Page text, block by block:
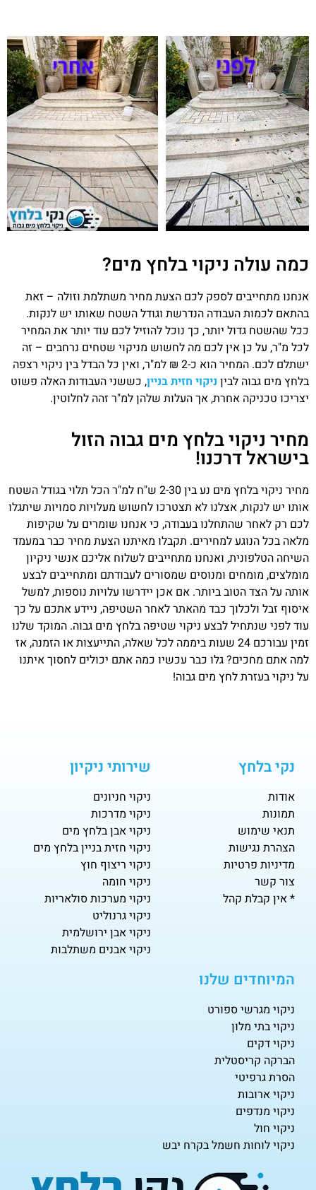
כמה עולה ניקוי בלחץ מים?
אנחנו מתחייבים לספק לכם הצעת מחיר משתלמת וזולה – זאת
בהתאם לכמות העבודה הנדרשת וגודל השטח שאותו יש לנקות.
ככל שהשטח גדול יותר, כך נוכל להוזיל לכם עוד יותר את המחיר
לכל מ"ר, על כן אין לכם מה לחשוש מניקוי שטחים נרחבים – זה
ישתלם לכם. המחיר הוא כ-2 ₪ למ"ר, ואין כל הבדל בין ניקוי רצפה
בלחץ מים גבוה לבין ניקוי חזית בניין, כששני העבודות האלה פשוט
יצריכו טכניקה אחרת, אך העלות שלהן למ"ר זהה לחלוטין.
מחיר ניקוי בלחץ מים גבוה הזול
בישראל דרכנו!
מחיר ניקוי בלחץ מים נע בין 2-30 ש"ח למ"ר הכל תלוי בגודל השטח
אותו יש לנקות, אצלנו לא תצטרכו לחשוש מעלויות סמויות שיתגלו
לכם רק לאחר שהתחלנו בעבודה, כי אנחנו שומרים על שקיפות
מלאה בכל הנוגע למחירים. תקבלו מאיתנו הצעת מחיר כבר במעמד
השיחה הטלפונית, ואנחנו מתחייבים לשלוח אליכם אנשי ניקיון
מומלצים, מומחים ומנוסים שמסורים לעבודתם ומתחייבים לבצע
אותה על הצד הטוב ביותר. אם אכן יידרשו עלויות נוספות, למשל
איסוף זבל ולכלוך כבד מהאתר לאחר השטיפה, ניידע אתכם על כך
עוד לפני שנתחיל לבצע ניקוי שטיפה בלחץ מים גבוה. המוקד שלנו
זמין עבורכם 24 שעות ביממה לכל שאלה, התייעצות או הזמנה, אז
למה אתם מחכים? גלו כבר עכשיו כמה אתם יכולים לחסוך איתנו
על ניקוי בעזרת לחץ מים גבוה!
נקי בלחץ
אודות
תמונות
תנאי שימוש
הצהרת נגישות
מדיניות פרטיות
צור קשר
* אין קבלת קהל
שירותי ניקיון
ניקוי חניונים
ניקוי מדרכות
ניקוי אבן בלחץ מים
ניקוי חזית בניין בלחץ מים
ניקוי ריצוף חוץ
ניקוי חומה
ניקוי מערכות סולאריות
ניקוי גרנוליט
ניקוי אבן ירושלמית
ניקוי אבנים משתלבות
המיוחדים שלנו
ניקוי מגרשי ספורט
ניקוי בתי מלון
ניקוי דקים
הברקה קריסטלית
הסרת גרפיטי
ניקוי ארובות
ניקוי מנדפים
ניקוי חול
ניקוי לוחות חשמל בקרח יבש